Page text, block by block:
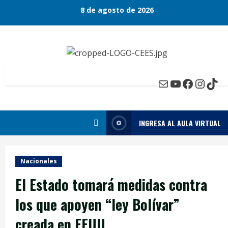
8 de agosto de 2026
MailYouTube
INGRESA AL AULA VIRTUAL
Nacionales
El Estado tomará medidas contra
los que apoyen “ley Bolívar”